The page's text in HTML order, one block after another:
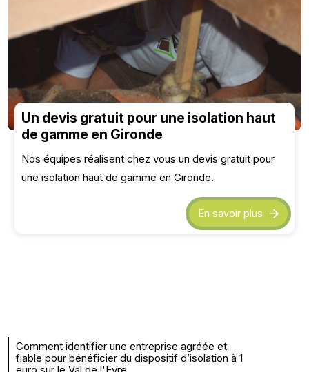
Un devis gratuit pour une isolation haut
de gamme en Gironde
Nos équipes réalisent chez vous un devis gratuit pour
une isolation haut de gamme en Gironde.
En savoir plus
Comment identifier une entreprise agréée et
fiable pour bénéficier du dispositif d’isolation à 1